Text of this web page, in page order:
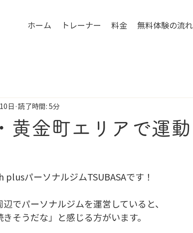
ホーム トレーナー 料金 無料体験の流れ
黄金町エリアで運
日 読了時間: 5分
plusパーソナルジムTSUBASAです！
でパーソナルジムを運営していると、
きそうだな」と感じる方がいます。